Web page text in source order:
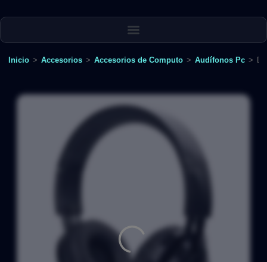
Inicio > Accesorios > Accesorios de Computo > Audífonos Pc >